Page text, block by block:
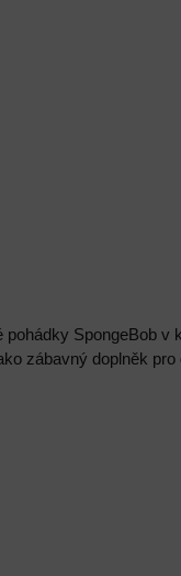
SpongeBob v
zábavný doplněk pro